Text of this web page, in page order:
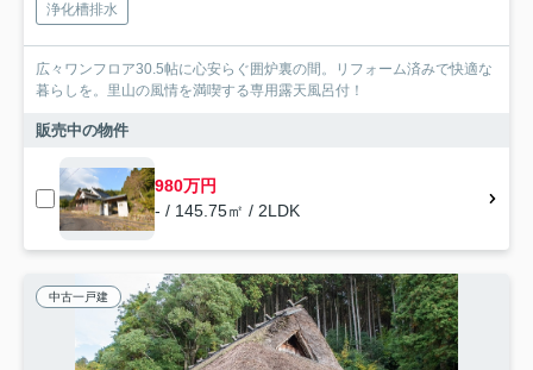
浄化槽排水
広々ワンフロア30.5帖に心安らぐ囲炉裏の間。リフォーム済みで快適な
暮らしを。里山の風情を満喫する専用露天風呂付！
販売中の物件
980万円
- / 145.75㎡ / 2LDK
中古一戸建